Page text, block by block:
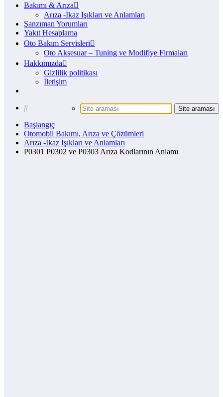
Bakımı & Arıza
Arıza -İkaz Işıkları ve Anlamları
Şanzıman Yorumları
Yakıt Hesaplama
Oto Bakım Servisleri
Oto Aksesuar – Tuning ve Modifiye Firmaları
Hakkımızda
Gizlilik politikası
İletişim
Başlangıç
Otomobil Bakımı, Arıza ve Çözümleri
Arıza -İkaz Işıkları ve Anlamları
P0301 P0302 ve P0303 Arıza Kodlarının Anlamı